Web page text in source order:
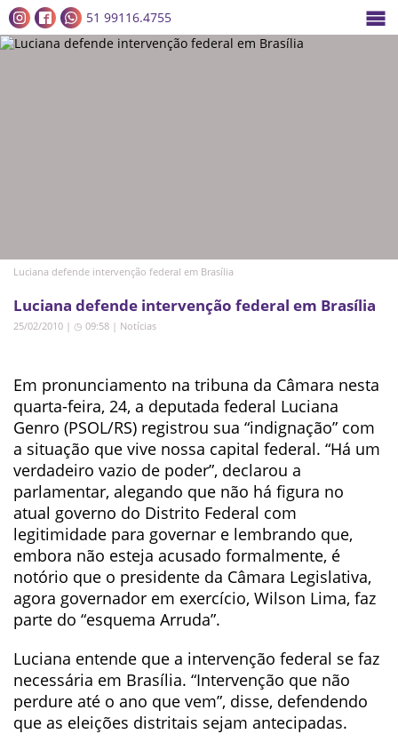
51 99116.4755
Luciana defende intervenção federal em Brasília
Luciana defende intervenção federal em Brasília
25/02/2010 | ◷ 09:58 | Notícias
Em pronunciamento na tribuna da Câmara nesta
quarta-feira, 24, a deputada federal Luciana
Genro (PSOL/RS) registrou sua “indignação” com
a situação que vive nossa capital federal. “Há um
verdadeiro vazio de poder”, declarou a
parlamentar, alegando que não há figura no
atual governo do Distrito Federal com
legitimidade para governar e lembrando que,
embora não esteja acusado formalmente, é
notório que o presidente da Câmara Legislativa,
agora governador em exercício, Wilson Lima, faz
parte do “esquema Arruda”.
Luciana entende que a intervenção federal se faz
necessária em Brasília. “Intervenção que não
perdure até o ano que vem”, disse, defendendo
que as eleições distritais sejam antecipadas.